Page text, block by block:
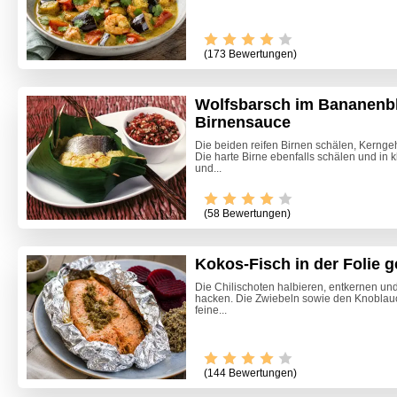
(173 Bewertungen)
Wolfsbarsch im
Birnensauce
Die beiden reifen Birnen schälen,
Die harte Birne ebenfalls schälen und in
und...
(58 Bewertungen)
Kokos-Fisch in der Folie
Die Chilischoten halbieren, entkernen
hacken. Die Zwiebeln sowie den
feine...
(144 Bewertungen)